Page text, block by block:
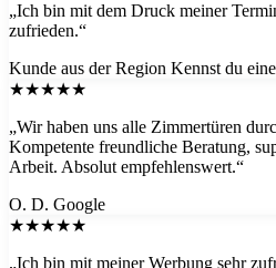
„Ich bin mit dem Druck meiner
zufrieden.“
Kunde aus der Region Kennst du
★★★★★
„Wir haben uns alle Zimmertüren
Kompetente freundliche Beratung,
Arbeit. Absolut empfehlenswert.“
O. D. Google
★★★★★
„Ich bin mit meiner Werbung sehr